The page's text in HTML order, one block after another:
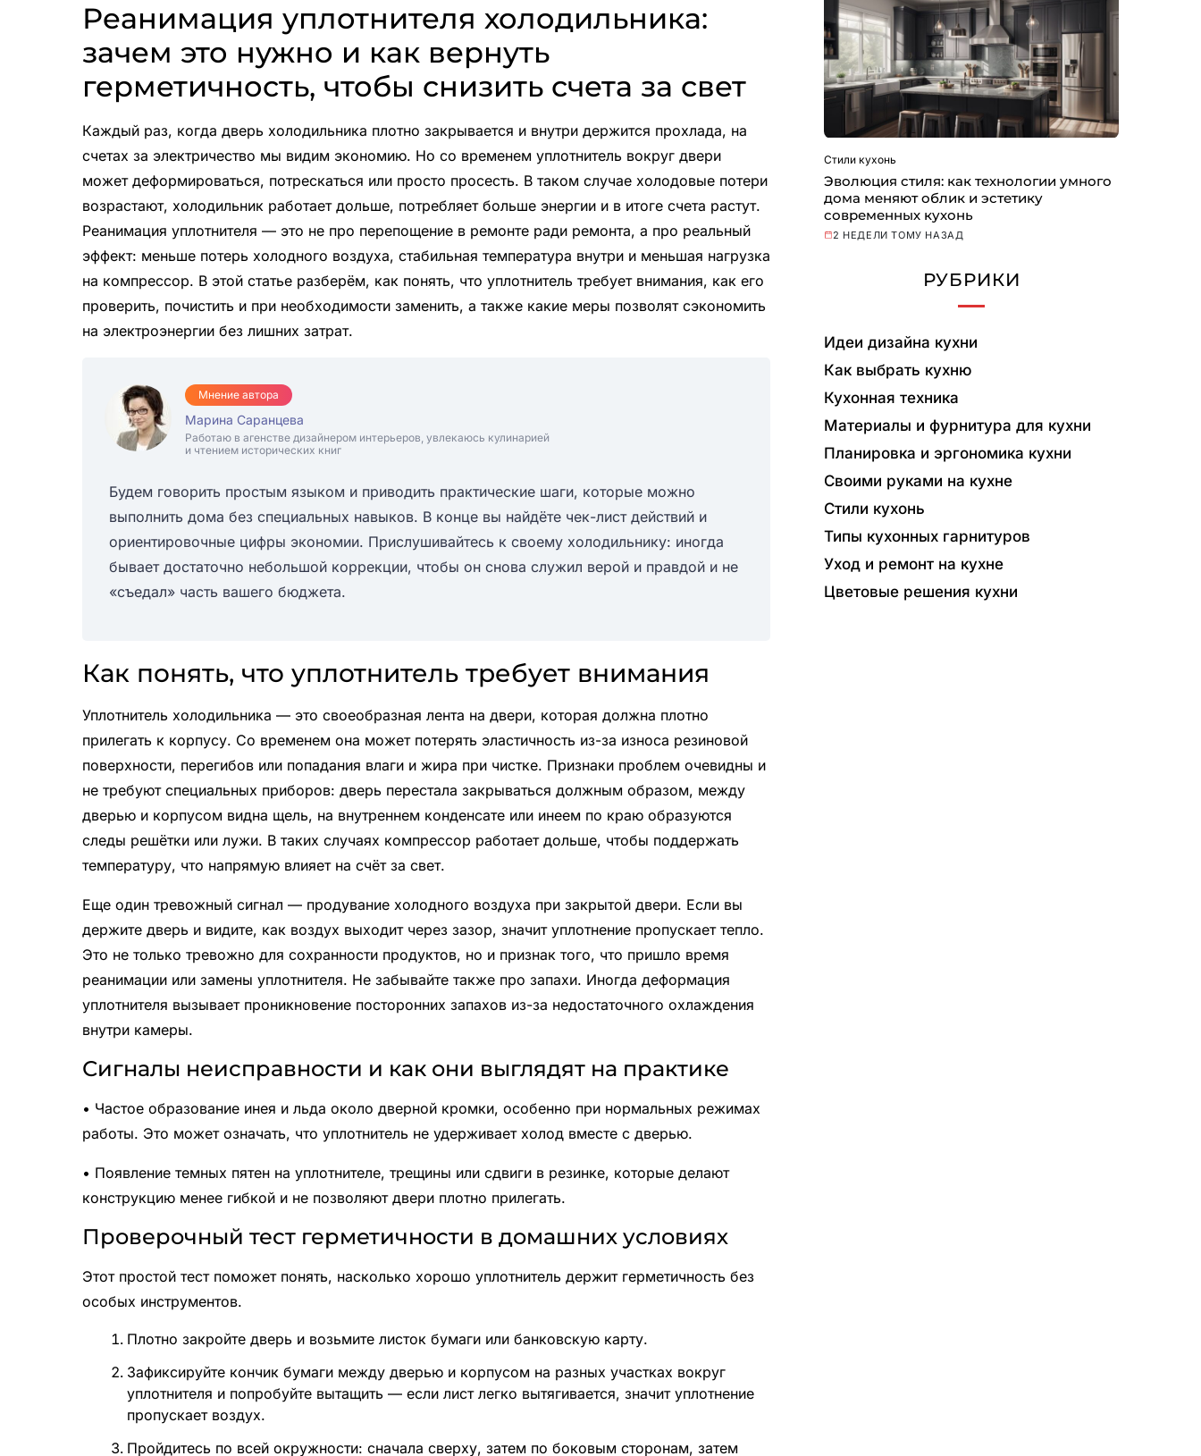
Реанимация уплотнителя холодильника:
зачем это нужно и как вернуть
герметичность, чтобы снизить счета за свет
Каждый раз, когда дверь холодильника плотно закрывается и внутри держится прохлада, на
счетах за электричество мы видим экономию. Но со временем уплотнитель вокруг двери
может деформироваться, потрескаться или просто просесть. В таком случае холодовые потери
возрастают, холодильник работает дольше, потребляет больше энергии и в итоге счета растут.
Реанимация уплотнителя — это не про перепощение в ремонте ради ремонта, а про реальный
эффект: меньше потерь холодного воздуха, стабильная температура внутри и меньшая нагрузка
на компрессор. В этой статье разберём, как понять, что уплотнитель требует внимания, как его
проверить, почистить и при необходимости заменить, а также какие меры позволят сэкономить
на электроэнергии без лишних затрат.
Мнение автора
Марина Саранцева
Работаю в агенстве дизайнером интерьеров, увлекаюсь кулинарией
и чтением исторических книг
Будем говорить простым языком и приводить практические шаги, которые можно
выполнить дома без специальных навыков. В конце вы найдёте чек-лист действий и
ориентировочные цифры экономии. Прислушивайтесь к своему холодильнику: иногда
бывает достаточно небольшой коррекции, чтобы он снова служил верой и правдой и не
«съедал» часть вашего бюджета.
Как понять, что уплотнитель требует внимания
Уплотнитель холодильника — это своеобразная лента на двери, которая должна плотно
прилегать к корпусу. Со временем она может потерять эластичность из-за износа резиновой
поверхности, перегибов или попадания влаги и жира при чистке. Признаки проблем очевидны и
не требуют специальных приборов: дверь перестала закрываться должным образом, между
дверью и корпусом видна щель, на внутреннем конденсате или инеем по краю образуются
следы решётки или лужи. В таких случаях компрессор работает дольше, чтобы поддержать
температуру, что напрямую влияет на счёт за свет.
Еще один тревожный сигнал — продувание холодного воздуха при закрытой двери. Если вы
держите дверь и видите, как воздух выходит через зазор, значит уплотнение пропускает тепло.
Это не только тревожно для сохранности продуктов, но и признак того, что пришло время
реанимации или замены уплотнителя. Не забывайте также про запахи. Иногда деформация
уплотнителя вызывает проникновение посторонних запахов из-за недостаточного охлаждения
внутри камеры.
Сигналы неисправности и как они выглядят на практике
• Частое образование инея и льда около дверной кромки, особенно при нормальных режимах
работы. Это может означать, что уплотнитель не удерживает холод вместе с дверью.
• Появление темных пятен на уплотнителе, трещины или сдвиги в резинке, которые делают
конструкцию менее гибкой и не позволяют двери плотно прилегать.
Проверочный тест герметичности в домашних условиях
Этот простой тест поможет понять, насколько хорошо уплотнитель держит герметичность без
особых инструментов.
Плотно закройте дверь и возьмите листок бумаги или банковскую карту.
Зафиксируйте кончик бумаги между дверью и корпусом на разных участках вокруг
уплотнителя и попробуйте вытащить — если лист легко вытягивается, значит уплотнение
пропускает воздух.
Пройдитесь по всей окружности: сначала сверху, затем по боковым сторонам, затем
Стили кухонь
Эволюция стиля: как технологии умного
дома меняют облик и эстетику
современных кухонь
2 НЕДЕЛИ ТОМУ НАЗАД
РУБРИКИ
Идеи дизайна кухни
Как выбрать кухню
Кухонная техника
Материалы и фурнитура для кухни
Планировка и эргономика кухни
Своими руками на кухне
Стили кухонь
Типы кухонных гарнитуров
Уход и ремонт на кухне
Цветовые решения кухни